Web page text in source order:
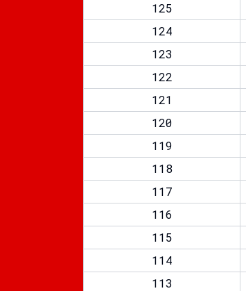
125
124
123
122
121
120
119
118
117
116
115
114
113